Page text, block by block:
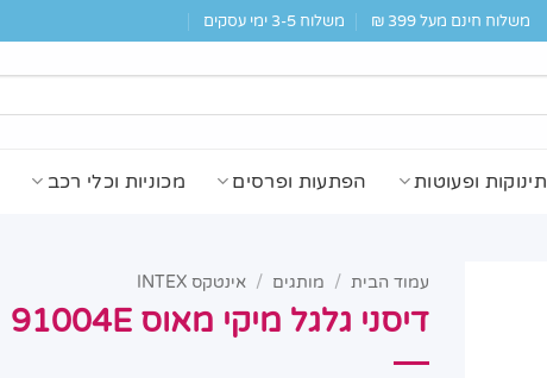
משלוח חינם מעל 399 ₪ משלוח 3-5 ימי עסקים
תינוקות ופעוטות הפתעות ופרסים מכוניות וכלי רכב
עמוד הבית / מותגים / אינטקס INTEX
דיסני גלגל מיקי מאוס 91004E